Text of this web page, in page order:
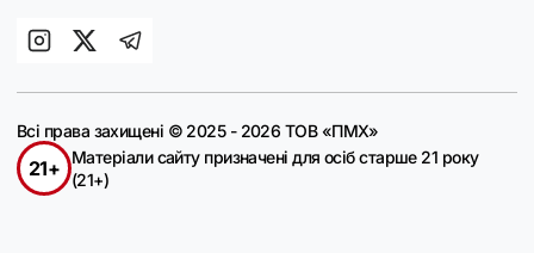
Всі права захищені © 2025 - 2026 ТОВ «ПМХ»
21+
Матеріали сайту призначені для осіб старше 21 року
(21+)